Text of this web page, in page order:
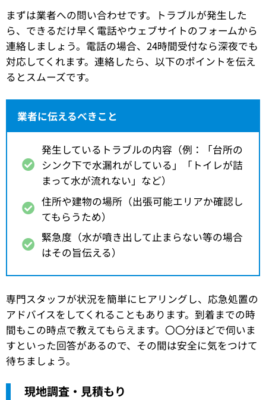
まずは業者への問い合わせです。トラブルが発生した
ら、できるだけ早く電話やウェブサイトのフォームから
連絡しましょう。電話の場合、24時間受付なら深夜でも
対応してくれます。連絡したら、以下のポイントを伝え
るとスムーズです。
業者に伝えるべきこと
発生しているトラブルの内容（例：「台所の
シンク下で水漏れがしている」「トイレが詰
まって水が流れない」など）
住所や建物の場所（出張可能エリアか確認し
てもらうため）
緊急度（水が噴き出して止まらない等の場合
はその旨伝える）
専門スタッフが状況を簡単にヒアリングし、応急処置の
アドバイスをしてくれることもあります。到着までの時
間もこの時点で教えてもらえます。〇〇分ほどで伺いま
すといった回答があるので、その間は安全に気をつけて
待ちましょう。
現地調査・見積もり